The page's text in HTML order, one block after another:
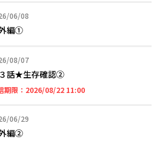
06/08
年06月08日
編①
08/07
年08月07日
話★生存確認②
期限： 2026/08/22 11:002026年08月22日 11時
06/29
年06月29日
編②